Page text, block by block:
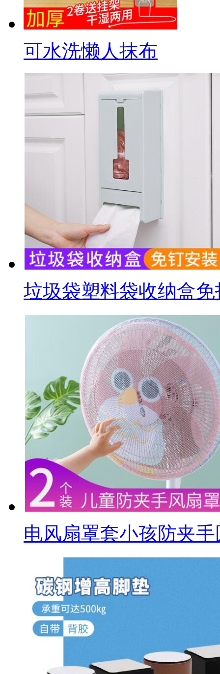
可水洗懒人抹布
垃圾袋塑料袋收纳盒
电风扇罩套小孩防夹